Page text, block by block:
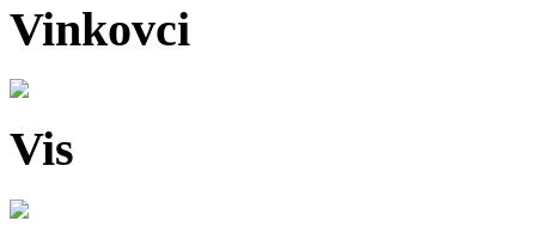
Vinkovci
Vis